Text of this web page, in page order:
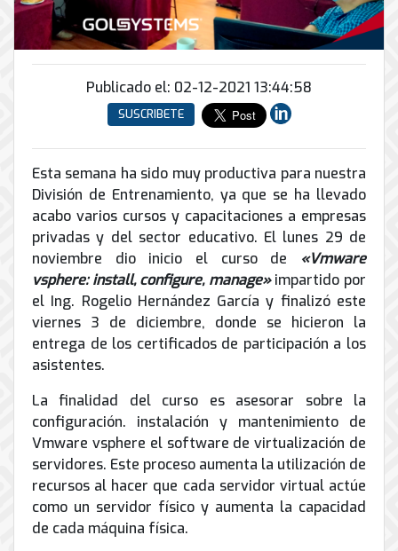
INFRAESTRUCTURA
Soporte
informático
Remoto
CONTPAQi
Hiperconvergencia
Soporte
de
Correo
Electrónico
conmutadores
y
análogos
Instalación
y
Mantenimiento
Torres
Arriostradas
Equipos
para
videoconferencias
Renta
de
de
Internet
y
peatonal
Automatización
Porteros
e
Interfonos
Energía
y
UPS
Tierra
física
y
pararrayos
Conector
de
envío
Ciberseguridad
la
nube
Servicios
de
Computo
&
Almacenamiento
Publicado el: 02-12-2021 13:44:58
SUSCRIBETE
Esta semana ha sido muy productiva para nuestra
División de Entrenamiento, ya que se ha llevado
acabo varios cursos y capacitaciones a empresas
privadas y del sector educativo. El lunes 29 de
noviembre dio inicio el curso de «Vmware
vsphere: install, configure, manage»impartido por
el Ing. Rogelio Hernández García y finalizó este
viernes 3 de diciembre, donde se hicieron la
entrega de los certificados de participación a los
asistentes.
La finalidad del curso es asesorar sobre la
configuración. instalación y mantenimiento de
Vmware vsphere el software de virtualización de
servidores. Este proceso aumenta la utilización de
recursos al hacer que cada servidor virtual actúe
como un servidor físico y aumenta la capacidad
de cada máquina física.